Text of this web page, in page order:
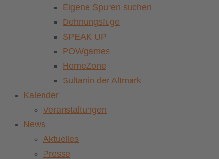
Eigene Spuren suchen
Dehnungsfuge
SPEAK UP
POWgames
HomeZone
Sultanin der Altmark
Kalender
Veranstaltungen
News
Aktuelles
Presse